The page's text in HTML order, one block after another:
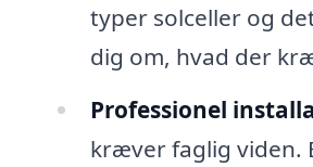
typer solceller og
dig om, hvad der
Professionel
kræver faglig viden.